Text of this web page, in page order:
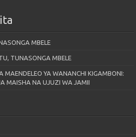
MBELE
TUNASONGA MBELE
MAENDELEO YA WANANCHI KIGAMBONI:
MAISHA NA UJUZI WA JAMII